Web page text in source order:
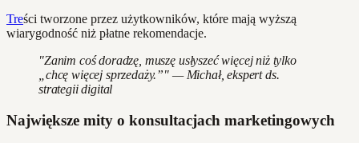
Treści tworzone przez użytkowników, które mają wyższą
wiarygodność niż płatne rekomendacje.
"Zanim coś doradzę, muszę usłyszeć więcej niż tylko
„chcę więcej sprzedaży.”" — Michał, ekspert ds.
strategii digital
Największe mity o konsultacjach marketingowych